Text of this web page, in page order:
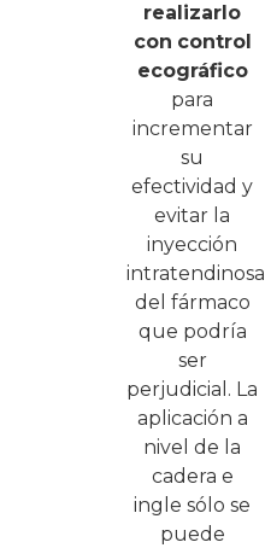
realizarlo
con control
ecográfico
para
incrementar
su
efectividad y
evitar la
inyección
intratendinosa
del fármaco
que podría
ser
perjudicial. La
aplicación a
nivel de la
cadera e
ingle sólo se
puede